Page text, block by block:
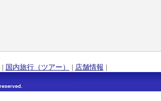
| 国内旅行（ツアー） | 店舗情報 |